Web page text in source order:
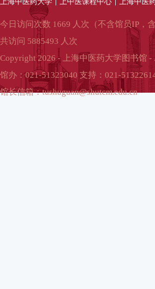
今日访问次数 1669 人次（不含馆员IP，含
共访问 5885493 人次
Copyright 2026 - 上海中医药大学图书馆 -
馆办：021-51323040 支持：021-
馆长信箱：tushuguan@shutcm.edu.cn